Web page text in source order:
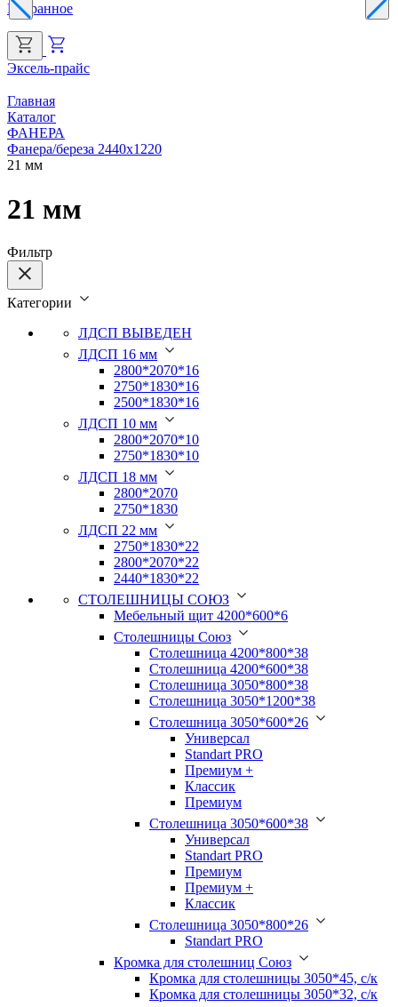
Избранное
Эксель-прайс
Главная
Каталог
ФАНЕРА
Фанера/береза 2440х1220
21 мм
21 мм
Фильтр
Категории
ЛДСП ВЫВЕДЕН
ЛДСП 16 мм
2800*2070*16
2750*1830*16
2500*1830*16
ЛДСП 10 мм
2800*2070*10
2750*1830*10
ЛДСП 18 мм
2800*2070
2750*1830
ЛДСП 22 мм
2750*1830*22
2800*2070*22
2440*1830*22
СТОЛЕШНИЦЫ СОЮЗ
Мебельный щит 4200*600*6
Столешницы Союз
Столешница 4200*800*38
Столешница 4200*600*38
Столешница 3050*800*38
Столешница 3050*1200*38
Столешница 3050*600*26
Универсал
Standart PRO
Премиум +
Классик
Премиум
Столешница 3050*600*38
Универсал
Standart PRO
Премиум
Премиум +
Классик
Столешница 3050*800*26
Standart PRO
Кромка для столешниц Союз
Кромка для столешницы 3050*45, с/к
Кромка для столешницы 3050*32, с/к